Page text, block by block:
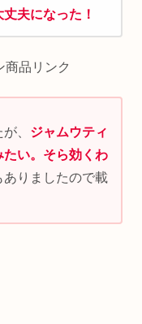
夫になった！
商品リンク
、 ジャムウティ
い。そら効くわ
ありましたので載